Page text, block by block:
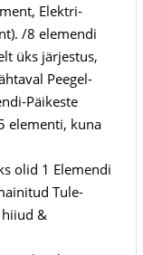
Elektri-
/8 elemendi
üks järjestus,
Peegel-
Päikeste
elementi, kuna
olid 1 Elemendi
Tule-
&